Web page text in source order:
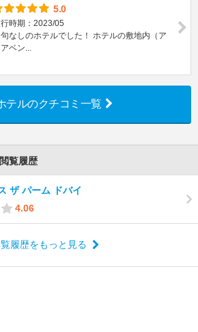
5.0
時期：2023/05
なしのホテルでした！ ホテルの敷地内（ア
ベン...
テルのクチコミ一覧
覧履歴
ザ パーム ドバイ
4.06
履歴をもっと見る